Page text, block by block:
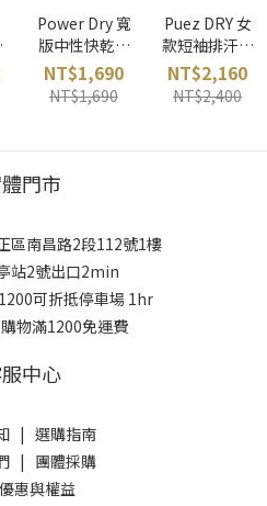
Power Dry 寬
版中性快乾短
袖 (黑) snow
peak 日本
NT$1,690
NT$1,690
Puez DRY 女
款短袖排汗衫
亮藍 SALEWA
義大利
NT$2,160
NT$2,400
門市
區南昌路2段112號1樓
站2號出口2min
可折抵停車場 1hr
物滿1200免運費
中心
| 選購指南
| 團體採購
惠與權益